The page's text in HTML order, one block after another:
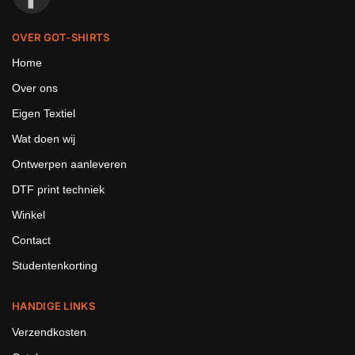
OVER GOT-SHIRTS
Home
Over ons
Eigen Textiel
Wat doen wij
Ontwerpen aanleveren
DTF print techniek
Winkel
Contact
Studentenkorting
HANDIGE LINKS
Verzendkosten